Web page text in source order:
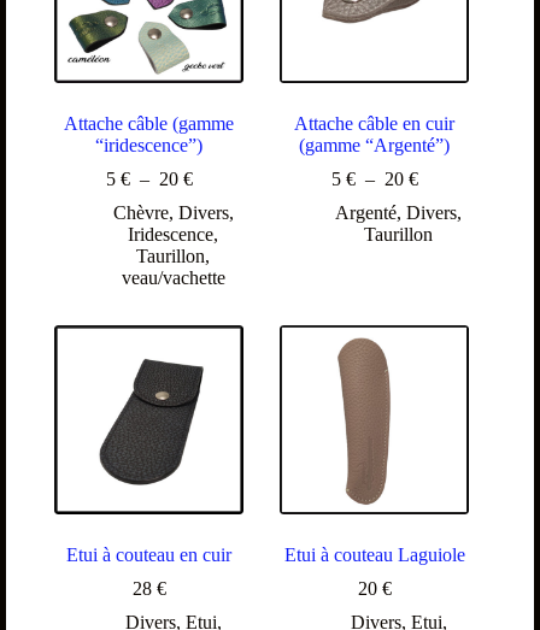
Attache câble (gamme
“iridescence”)
5 € – 20 €
Chèvre, Divers,
Iridescence,
Taurillon,
veau/vachette
Attache câble en cuir
(gamme “Argenté”)
5 € – 20 €
Argenté,Divers,
Taurillon
Etui à couteau en cuir
28 €
Divers, Etui,
Etui à couteau Laguiole
20 €
Divers, Etui,